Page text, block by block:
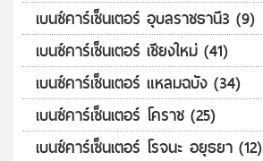
เบนซ์คาร์เซ็นเตอร์ อุบลราชธานี3 (9)
เบนซ์คาร์เซ็นเตอร์ เชียงใหม่ (41)
เบนซ์คาร์เซ็นเตอร์ แหลมฉบัง (34)
เบนซ์คาร์เซ็นเตอร์ โคราช (25)
เบนซ์คาร์เซ็นเตอร์ โรจนะ อยุธยา (12)